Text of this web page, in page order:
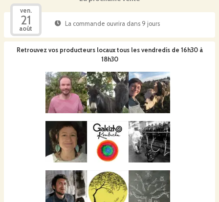
ven.
21
août
La commande ouvrira dans 9 jours
Retrouvez vos producteurs locaux tous les vendredis de 16h30 à
18h30